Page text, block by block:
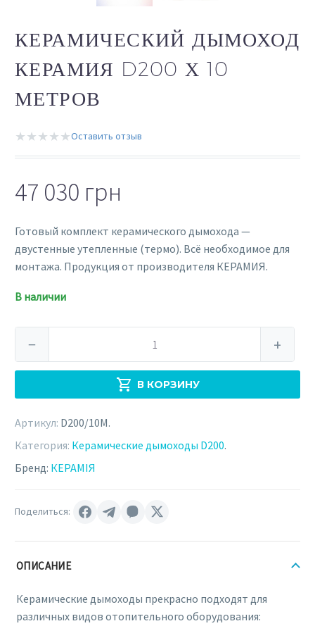
КЕРАМИЧЕСКИЙ ДЫМОХОД
КЕРАМИЯ D200 Х 10
МЕТРОВ
★★★★★Оставить отзыв
47 030 грн
Готовый комплект керамического дымохода —
двустенные утепленные (термо). Всё необходимое для
монтажа. Продукция от производителя КЕРАМИЯ.
В наличии
Керамический
D200
х
метров
− +
В КОРЗИНУ
Артикул: D200/10M.
Категория: Керамические дымоходы D200.
Бренд: КЕРАМІЯ
Поделиться:
ОПИСАНИЕ
Керамические дымоходы прекрасно подходят для
различных видов отопительного оборудования: